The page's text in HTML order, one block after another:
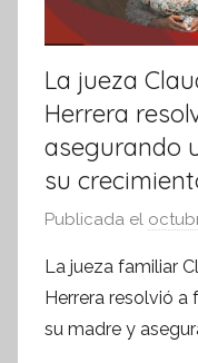
La jueza
Herrera
asegurando
su
Publicada el
La jueza familiar
Herrera resolvió
su madre y